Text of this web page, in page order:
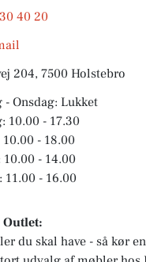
40 20
204, 7500 Holstebro
- Onsdag: Lukket
10.00 - 17.30
10.00 - 18.00
10.00 - 14.00
11.00 - 16.00
du skal have - så kør